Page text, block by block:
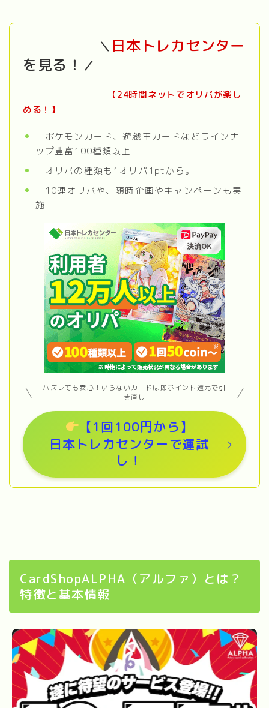
＼ 日本トレカセンター
を見る！ ／
【24時間ネットでオリパが楽し
める！ 】
・ポケモンカード、遊戯王カードなどラインナ
ップ豊富100種類以上
・オリパの種類も1オリパ1ptから。
・10連オリパや、随時企画やキャンペーンも実
施
ハズレても安心！いらないカードは即ポイント還元で引
き直し
【1回100円から】
日本トレカセンターで運試
し！
CardShopALPHA（アルファ）とは？
特徴と基本情報